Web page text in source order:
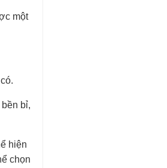
một
bỉ,
hiện
chọn